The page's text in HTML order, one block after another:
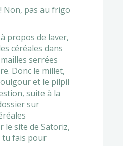
Non, pas au frigo
propos de laver,
céréales dans
serrées
Donc le millet,
et le pilpil
suite à la
sur
le site de Satoriz,
tu fais pour